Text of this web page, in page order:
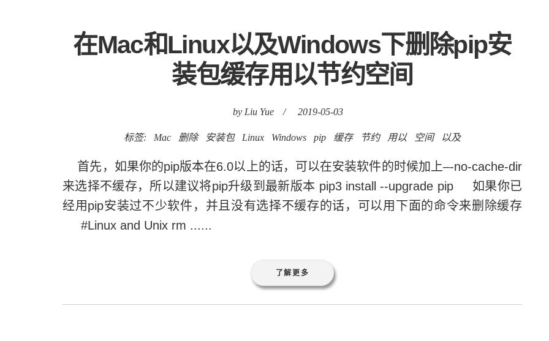
在Mac和Linux以及Windows下删除pip安
装包缓存用以节约空间
by Liu Yue / 2019-05-03
标签: Mac 删除 安装包 Linux Windows pip 缓存 节约 用以 空间 以及
首先，如果你的pip版本在6.0以上的话，可以在安装软件的时候加上–-no-cache-dir
来选择不缓存，所以建议将pip升级到最新版本 pip3 install --upgrade pip 如果你已
经用pip安装过不少软件，并且没有选择不缓存的话，可以用下面的命令来删除缓存
#Linux and Unix rm ......
了解更多